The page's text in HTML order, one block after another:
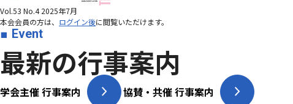
Vol.53 No.4 2025年7月
本会会員の方は、 ログイン後に閲覧いただけます。
Event
最新の行事案内
学会主催 行事案内 協賛・共催 行事案内